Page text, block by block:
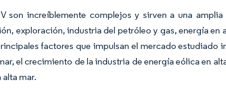
son increíblemente complejos y sirven a una
exploración, industria del petróleo y gas, energía
factores que impulsan el mercado
el crecimiento de la industria de energía eólica en
alta mar.